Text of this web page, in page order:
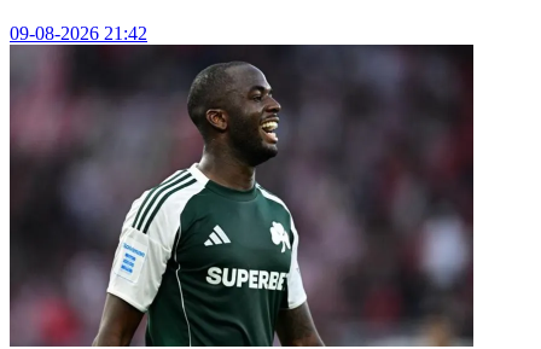
09-08-2026 21:42